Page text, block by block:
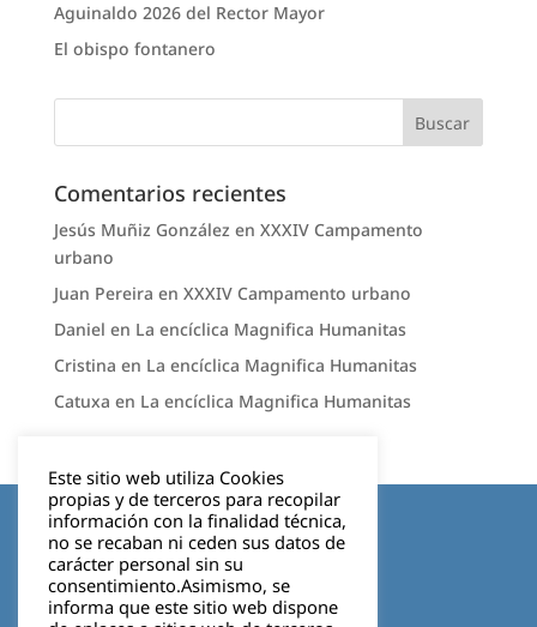
Aguinaldo 2026 del Rector Mayor
El obispo fontanero
Comentarios recientes
Jesús Muñiz González en XXXIV Campamento
urbano
Juan Pereira en XXXIV Campamento urbano
Daniel en La encíclica Magnifica Humanitas
Cristina en La encíclica Magnifica Humanitas
Catuxa en La encíclica Magnifica Humanitas
Aviso legal
Política de privacidad
Cookies
Este sitio web utiliza Cookies
propias y de terceros para recopilar
información con la finalidad técnica,
no se recaban ni ceden sus datos de
carácter personal sin su
consentimiento.Asimismo, se
informa que este sitio web dispone